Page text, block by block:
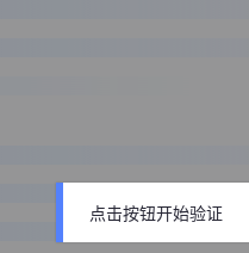
点击按钮开始验证